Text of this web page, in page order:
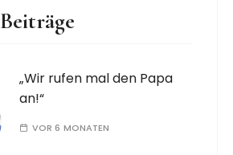
„Wir rufen mal den Papa
an!“
VOR 6 MONATEN